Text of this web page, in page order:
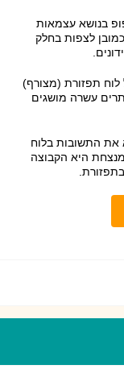
בנושא עצמאות
לצפות בחלק
תפזורת (מצורף)
עשרה מושגים
התשובות בלוח
הקבוצה המנצחת היא הקבוצה